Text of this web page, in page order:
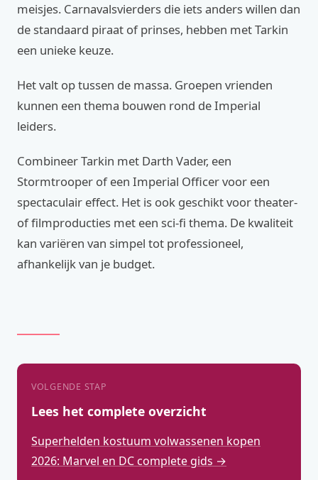
meisjes. Carnavalsvierders die iets anders willen dan
de standaard piraat of prinses, hebben met Tarkin
een unieke keuze.
Het valt op tussen de massa. Groepen vrienden
kunnen een thema bouwen rond de Imperial
leiders.
Combineer Tarkin met Darth Vader, een
Stormtrooper of een Imperial Officer voor een
spectaculair effect. Het is ook geschikt voor theater-
of filmproducties met een sci-fi thema. De kwaliteit
kan variëren van simpel tot professioneel,
afhankelijk van je budget.
VOLGENDE STAP
Lees het complete overzicht
Superhelden kostuum volwassenen kopen
2026: Marvel en DC complete gids →